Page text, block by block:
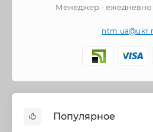
Менеджер - ежедневно
Популярное